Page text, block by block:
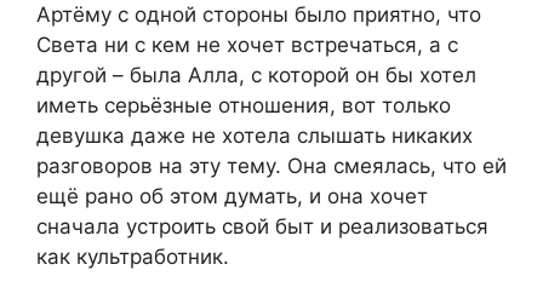
Артёму с одной стороны было приятно, что
Света ни с кем не хочет встречаться, а с
другой – была Алла, с которой он бы хотел
иметь серьёзные отношения, вот только
девушка даже не хотела слышать никаких
разговоров на эту тему. Она смеялась, что ей
ещё рано об этом думать, и она хочет
сначала устроить свой быт и реализоваться
как культработник.